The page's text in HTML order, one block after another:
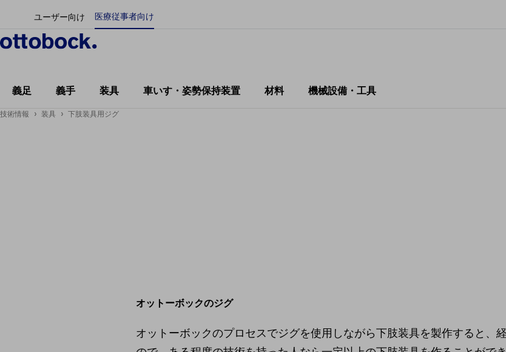
ユーザー向け 医療従事者向け
義足 義手 装具 車いす・姿勢保持装置 材料 機械設備・工具
技術情報 装具 下肢装具用ジグ
オットーボックのジグ
オットーボックのプロセスでジグを使用しながら下肢装具を製作すると、